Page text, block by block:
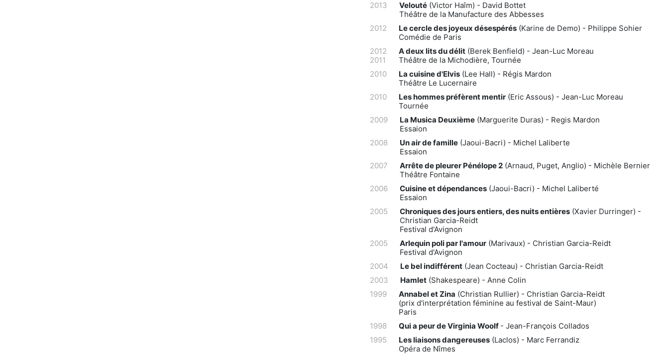
2013
Velouté (Victor Haîm) - David Bottet
Théâtre de la Manufacture des Abbesses
2012
Le cercle des joyeux désespérés (Karine de Demo) - Philippe Sohier
Comédie de Paris
2012
2011
A deux lits du délit (Berek Benfield) - Jean-Luc Moreau
Théâtre de la Michodière, Tournée
2010
La cuisine d'Elvis (Lee Hall) - Régis Mardon
Théâtre Le Lucernaire
2010
Les hommes préfèrent mentir (Eric Assous) - Jean-Luc Moreau
Tournée
2009
La Musica Deuxième (Marguerite Duras) - Regis Mardon
Essaion
2008
Un air de famille (Jaoui-Bacri) - Michel Laliberte
Essaion
2007
Arrête de pleurer Pénélope 2 (Arnaud, Puget, Anglio) - Michèle Bernier
Théâtre Fontaine
2006
Cuisine et dépendances (Jaoui-Bacri) - Michel Laliberté
Essaion
2005
Chroniques des jours entiers, des nuits entières (Xavier Durringer) -
Christian Garcia-Reidt
Festival d'Avignon
2005
Arlequin poli par l'amour (Marivaux) - Christian Garcia-Reidt
Festival d'Avignon
2004
Le bel indifférent (Jean Cocteau) - Christian Garcia-Reidt
2003
Hamlet (Shakespeare) - Anne Colin
1999
Annabel et Zina (Christian Rullier) - Christian Garcia-Reidt
(prix d'interprétation féminine au festival de Saint-Maur)
Paris
1998
Qui a peur de Virginia Woolf - Jean-François Collados
1995
Les liaisons dangereuses (Laclos) - Marc Ferrandiz
Opéra de Nîmes